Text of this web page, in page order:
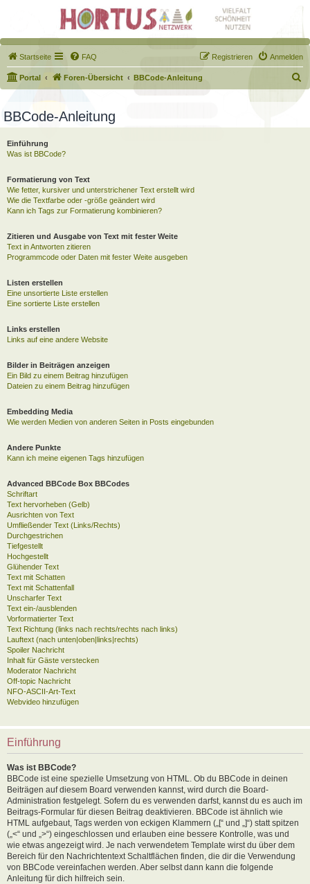
Startseite FAQ Anmelden
Registrieren
Portal Foren-Übersicht BBCode-Anleitung
u
h
BBCode-Anleitung
Einführung
Was ist BBCode?
Formatierung von Text
Wie fetter, kursiver und unterstrichener Text erstellt wird
Wie die Textfarbe oder -größe geändert wird
Kann ich Tags zur Formatierung kombinieren?
Zitieren und Ausgabe von Text mit fester Weite
Text in Antworten zitieren
Programmcode oder Daten mit fester Weite ausgeben
Listen erstellen
Eine unsortierte Liste erstellen
Eine sortierte Liste erstellen
Links erstellen
Links auf eine andere Website
Bilder in Beiträgen anzeigen
Ein Bild zu einem Beitrag hinzufügen
Dateien zu einem Beitrag hinzufügen
Embedding Media
Wie werden Medien von anderen Seiten in Posts eingebunden
Andere Punkte
Kann ich meine eigenen Tags hinzufügen
Advanced BBCode Box BBCodes
Schriftart
Text hervorheben (Gelb)
Ausrichten von Text
Umfließender Text (Links/Rechts)
Durchgestrichen
Tiefgestellt
Hochgestellt
Glühender Text
Text mit Schatten
Text mit Schattenfall
Unscharfer Text
Text ein-/ausblenden
Vorformatierter Text
Text Richtung (links nach rechts/rechts nach links)
Lauftext (nach unten|oben|links|rechts)
Spoiler Nachricht
Inhalt für Gäste verstecken
Moderator Nachricht
Off-topic Nachricht
NFO-ASCII-Art-Text
Webvideo hinzufügen
Einführung
Was ist BBCode?
BBCode ist eine spezielle Umsetzung von HTML. Ob du BBCode in deinen
Beiträgen auf diesem Board verwenden kannst, wird durch die Board-
Administration festgelegt. Sofern du es verwenden darfst, kannst du es auch im
Beitrags-Formular für diesen Beitrag deaktivieren. BBCode ist ähnlich wie
HTML aufgebaut, Tags werden von eckigen Klammern („[“ und „]“) statt spitzen
(„<“ und „>“) eingeschlossen und erlauben eine bessere Kontrolle, was und
wie etwas angezeigt wird. Je nach verwendetem Template wirst du über dem
Bereich für den Nachrichtentext Schaltflächen finden, die dir die Verwendung
von BBCode vereinfachen werden. Aber selbst dann kann die folgende
Anleitung für dich hilfreich sein.